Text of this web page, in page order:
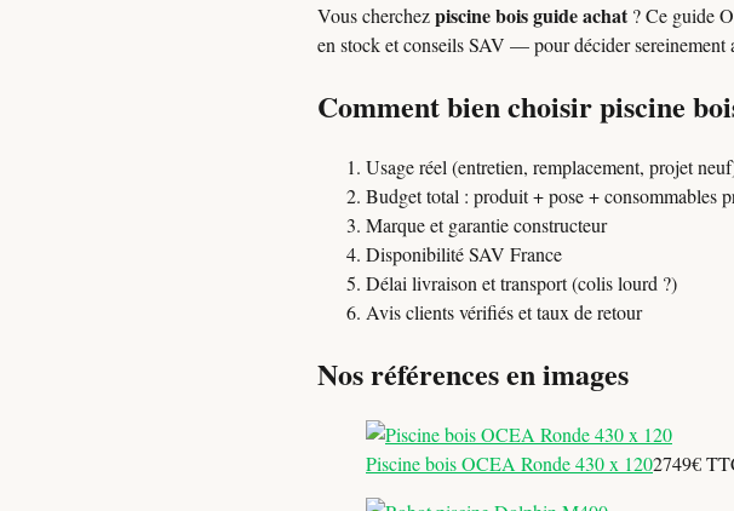
Vous cherchezpiscine bois guide achat? Ce guide
en stock et conseils SAV — pour décider sereinement
Comment bien choisir piscine
Usage réel (entretien, remplacement, projet
Budget total : produit + pose + consommables
Marque et garantie constructeur
Disponibilité SAV France
Délai livraison et transport (colis lourd ?)
Avis clients vérifiés et taux de retour
Nos références en images
Piscine bois OCEA Ronde 430 x 1202749€